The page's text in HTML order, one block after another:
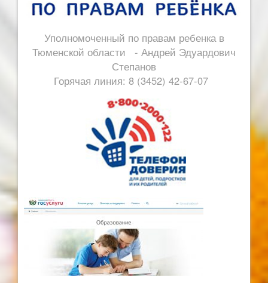
Уполномоченный по правам ребенка в
Тюменской области - Андрей Эдуардович
Степанов
Горячая линия: 8 (3452) 42-67-07